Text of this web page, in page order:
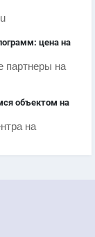
цена на
партнеры на
объектом на
на